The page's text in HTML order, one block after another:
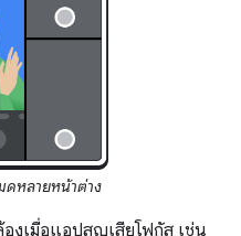
ดหลายหน้าต่าง
งเมื่อแอปสูญเสียโฟกัส เช่น